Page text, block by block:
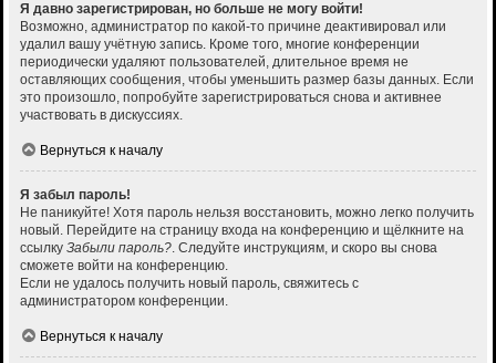
Я давно зарегистрирован, но больше не могу войти!
Возможно, администратор по какой-то причине деактивировал или
удалил вашу учётную запись. Кроме того, многие конференции
периодически удаляют пользователей, длительное время не
оставляющих сообщения, чтобы уменьшить размер базы данных. Если
это произошло, попробуйте зарегистрироваться снова и активнее
участвовать в дискуссиях.
Вернуться к началу
Я забыл пароль!
Не паникуйте! Хотя пароль нельзя восстановить, можно легко получить
новый. Перейдите на страницу входа на конференцию и щёлкните на
ссылку Забыли пароль?. Следуйте инструкциям, и скоро вы снова
сможете войти на конференцию.
Если не удалось получить новый пароль, свяжитесь с
администратором конференции.
Вернуться к началу